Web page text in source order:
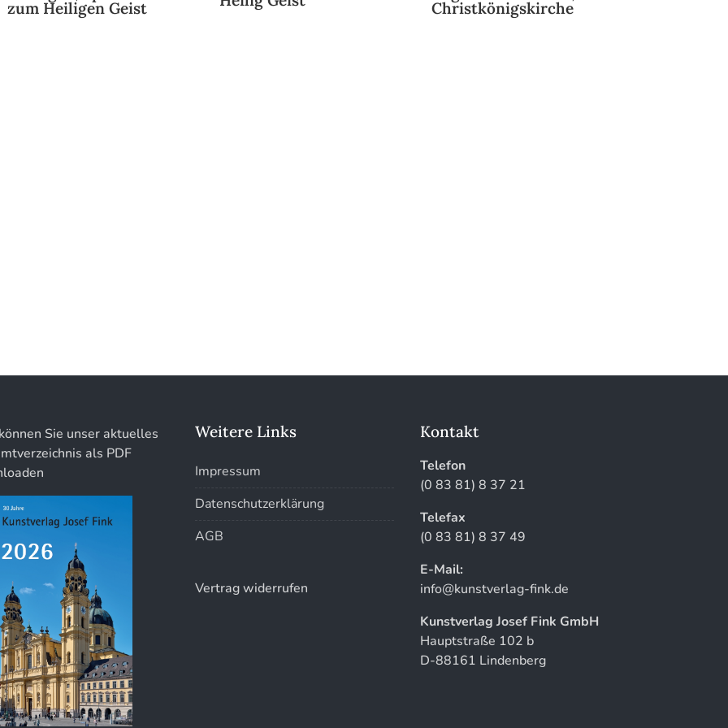
zum Heiligen Geist Christkönigskirche
können Sie unser aktuelles
als PDF
Weitere Links
Impressum
Datenschutzerklärung
AGB
Vertrag widerrufen
Kontakt
Telefon
(0 83 81) 8 37 21
Telefax
(0 83 81) 8 37 49
E-Mail:
info@kunstverlag-fink.de
Kunstverlag Josef Fink GmbH
Hauptstraße 102 b
D-88161 Lindenberg